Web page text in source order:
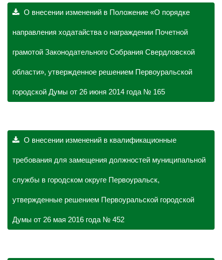
О внесении изменений в Положение «О порядке
направления ходатайства о награждении Почетной
грамотой Законодательного Собрания Свердловской
области», утвержденное решением Первоуральской
городской Думы от 26 июня 2014 года № 165
О внесении изменений в квалификационные
требования для замещения должностей муниципальной
службы в городском округе Первоуральск,
утвержденные решением Первоуральской городской
Думы от 26 мая 2016 года № 452